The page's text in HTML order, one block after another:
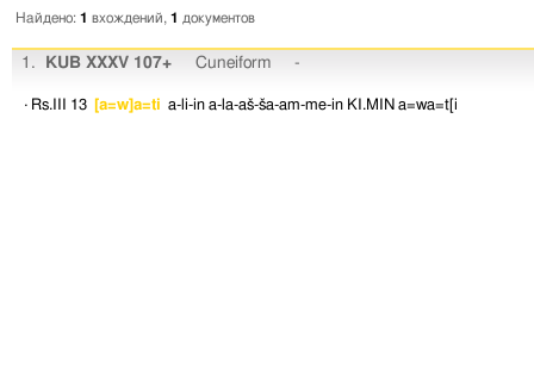
Найдено: 1 вхождений, 1 документов
1. KUB XXXV 107+ Cuneiform -
· Rs.III 13 [a=w]a=ti a-li-in a-la-aš-ša-am-me-in KI.MIN a=wa=t[i